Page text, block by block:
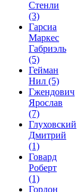
Стенли
(3)
Гарсиа
Маркес
Габриэль
(5)
Гейман
Нил (5)
Гжендович
Ярослав
(7)
Глуховский
Дмитрий
(1)
Говард
Роберт
(1)
Гордон